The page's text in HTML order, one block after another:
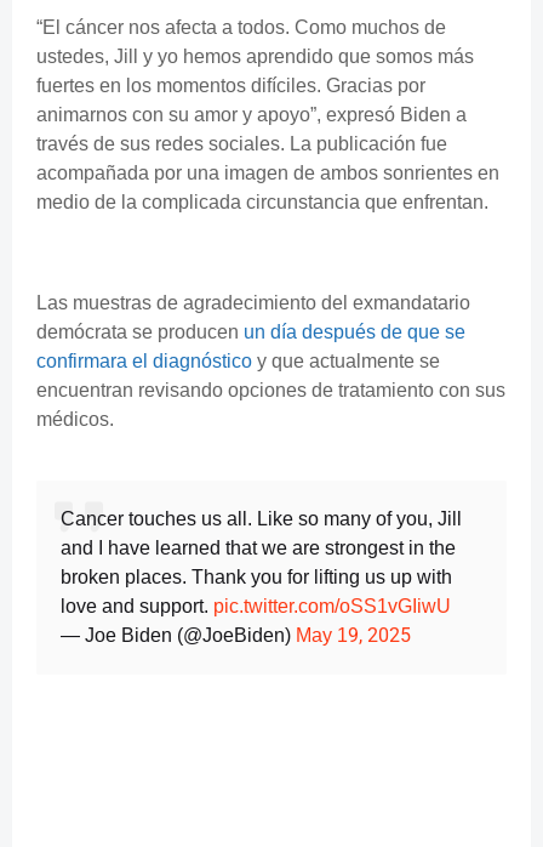
“El cáncer nos afecta a todos. Como muchos de
ustedes, Jill y yo hemos aprendido que somos más
fuertes en los momentos difíciles. Gracias por
animarnos con su amor y apoyo”, expresó Biden a
través de sus redes sociales. La publicación fue
acompañada por una imagen de ambos sonrientes en
medio de la complicada circunstancia que enfrentan.
Las muestras de agradecimiento del exmandatario
demócrata se producen un día después de que se
confirmara el diagnóstico y que actualmente se
encuentran revisando opciones de tratamiento con sus
médicos.
Cancer touches us all. Like so many of you, Jill
and I have learned that we are strongest in the
broken places. Thank you for lifting us up with
love and support. pic.twitter.com/oSS1vGIiwU
— Joe Biden (@JoeBiden) May 19, 2025